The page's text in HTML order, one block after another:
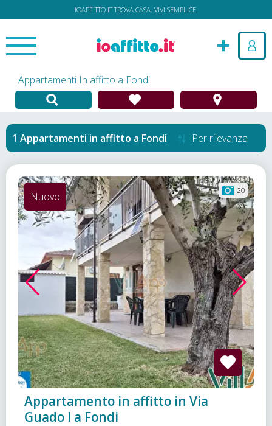
IOAFFITTO.IT TROVA CASA. VIVI SEMPLICE.
Appartamenti In affitto a Fondi
Appartamenti in affitto a Fondi Per rilevanza
20
Nuovo
Appartamento in affitto in Via
Guado I a Fondi